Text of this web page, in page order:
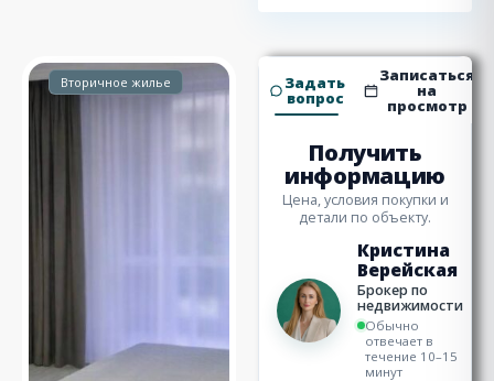
Вторичное жилье Задать
вопрос
Записаться
на
просмотр
Получить
информацию
Цена, условия покупки и
детали по объекту.
Кристина
Верейская
Брокер по
недвижимости
Обычно
отвечает в
течение 10–15
минут